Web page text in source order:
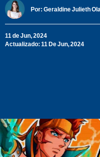
Por: Geraldine Julieth
11 de Jun, 2024
Actualizado: 11 De Jun, 2024